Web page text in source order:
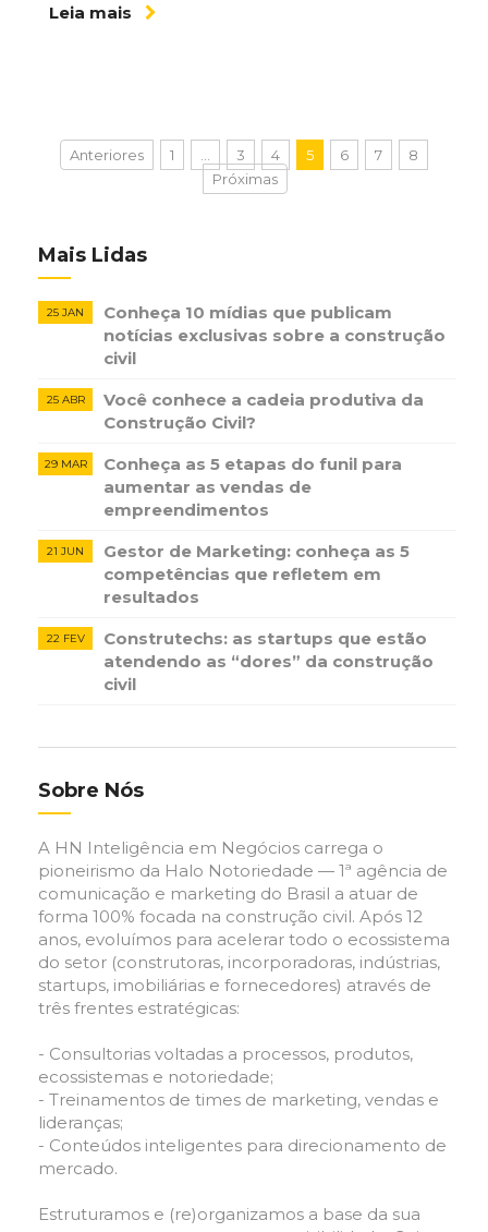
Leia mais
Anteriores 1 … 3 4 5 6 7
8
Próximas
Mais Lidas
25 JAN
Conheça 10 mídias que publicam
notícias ​exclusivas sobre​ ​a construção​ ​
civil
25 ABR
Você conhece a cadeia produtiva da
Construção Civil?
29 MAR
Conheça as 5 etapas do funil para
aumentar as vendas de
empreendimentos
21 JUN
Gestor de Marketing: conheça as 5
competências que refletem em
resultados
22 FEV
Construtechs: as startups que estão
atendendo as “dores” da construção
civil
Sobre Nós
A HN Inteligência em Negócios carrega o
pioneirismo da Halo Notoriedade — 1ª agência de
comunicação e marketing do Brasil a atuar de
forma 100% focada na construção civil. Após 12
anos, evoluímos para acelerar todo o ecossistema
do setor (construtoras, incorporadoras, indústrias,
startups, imobiliárias e fornecedores) através de
três frentes estratégicas:
- Consultorias voltadas a processos, produtos,
ecossistemas e notoriedade;
- Treinamentos de times de marketing, vendas e
lideranças;
- Conteúdos inteligentes para direcionamento de
mercado.
Estruturamos e (re)organizamos a base da sua